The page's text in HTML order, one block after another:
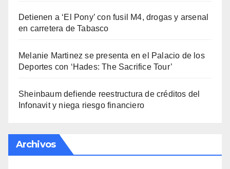
Detienen a ‘El Pony’ con fusil M4, drogas y arsenal
en carretera de Tabasco
Melanie Martinez se presenta en el Palacio de los
Deportes con ‘Hades: The Sacrifice Tour’
Sheinbaum defiende reestructura de créditos del
Infonavit y niega riesgo financiero
Archivos